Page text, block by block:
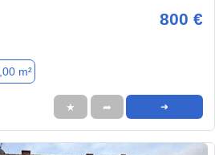
800 €
m²
★ ➦ ➜